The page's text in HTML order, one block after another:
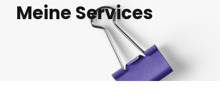
Meine Services